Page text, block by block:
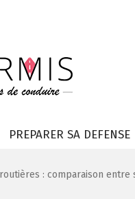
PREPARER SA DEFENSE
: comparaison entre